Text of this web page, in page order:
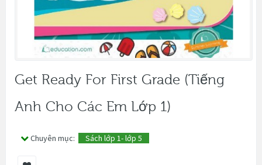
Get Ready For First Grade (tiếng
Anh Cho Các Em Lớp 1)
Chuyên mục: Sách lớp 1- lớp 5